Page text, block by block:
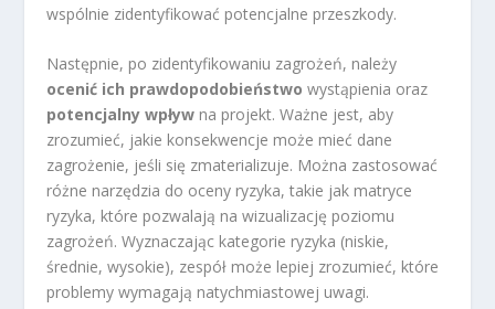
wspólnie zidentyfikować potencjalne przeszkody.
Następnie, po zidentyfikowaniu zagrożeń, należy
ocenić ich prawdopodobieństwo wystąpienia oraz
potencjalny wpływ na projekt. Ważne jest, aby
zrozumieć, jakie konsekwencje może mieć dane
zagrożenie, jeśli się zmaterializuje. Można zastosować
różne narzędzia do oceny ryzyka, takie jak matryce
ryzyka, które pozwalają na wizualizację poziomu
zagrożeń. Wyznaczając kategorie ryzyka (niskie,
średnie, wysokie), zespół może lepiej zrozumieć, które
problemy wymagają natychmiastowej uwagi.